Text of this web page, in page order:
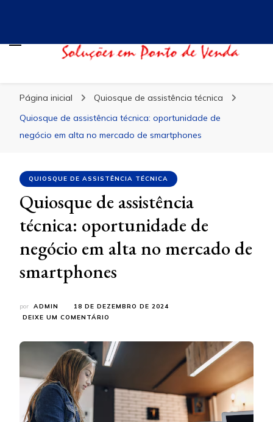
Página inicial
Quiosque de assistência técnica
Quiosque de assistência técnica: oportunidade de
negócio em alta no mercado de smartphones
QUIOSQUE DE ASSISTÊNCIA TÉCNICA
Quiosque de assistência
técnica: oportunidade de
negócio em alta no mercado de
smartphones
por ADMIN
18 DE DEZEMBRO DE 2024
DEIXE UM COMENTÁRIO
ASSISTÊNCIA
TÉCNICA:
OPORTUNIDADE
NEGÓCIO
ALTA